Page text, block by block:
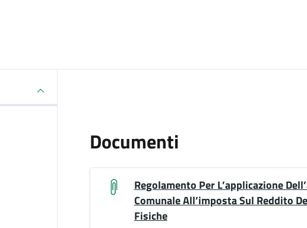
Documenti
Regolamento Per L’applicazione
Comunale All’imposta Sul Reddito
Fisiche